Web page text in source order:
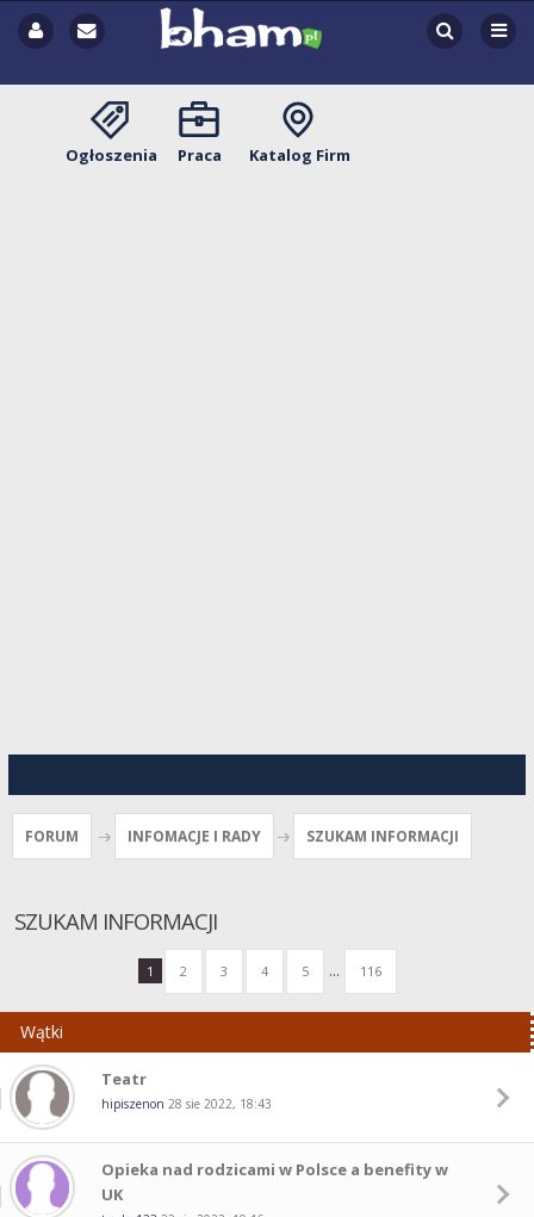
Ogłoszenia Praca Katalog Firm
FORUM INFOMACJE I RADY SZUKAM INFORMACJI
SZUKAM INFORMACJI
1 2 3 4 5 ... 116
Wątki
Teatr
hipiszenon 28 sie 2022, 18:43
Opieka nad rodzicami w Polsce a benefity w
UK